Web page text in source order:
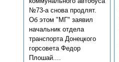
№73-а снова продлят.
Об этом "МГ" заявил
начальник отдела
транспорта Донецкого
горсовета Федор
Плошай....